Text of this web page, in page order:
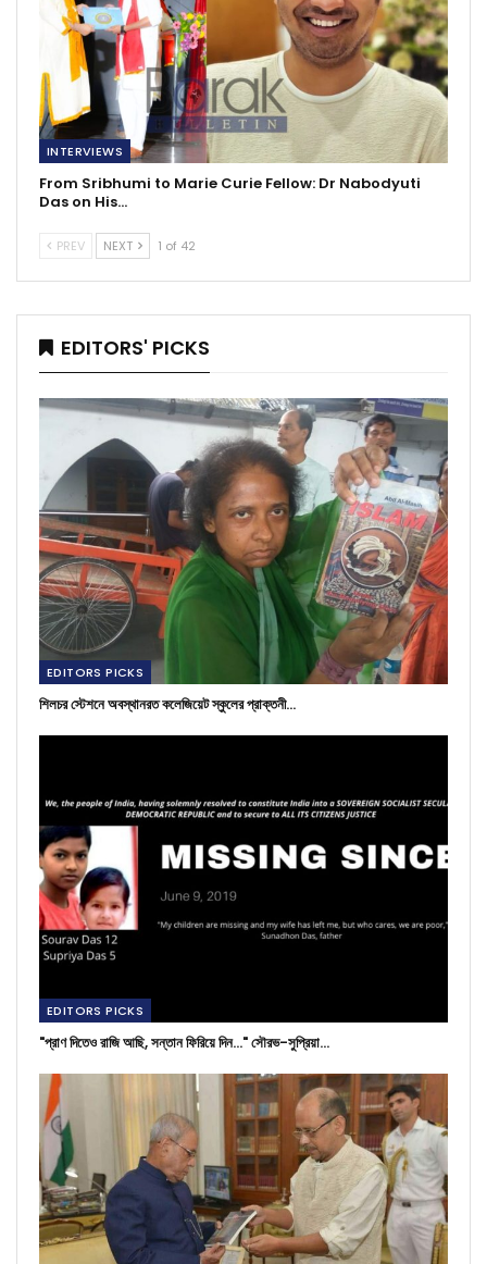
INTERVIEWS
From Sribhumi to Marie Curie Fellow: Dr Nabodyuti
Das on His…
PREV NEXT 1 of 42
EDITORS' PICKS
EDITORS PICKS
শিলচর স্টেশনে অবস্থানরত কলেজিয়েট স্কুলের প্রাক্তনী…
EDITORS PICKS
"প্রাণ দিতেও রাজি আছি, সন্তান ফিরিয়ে দিন..." সৌরভ-সুপ্রিয়া…